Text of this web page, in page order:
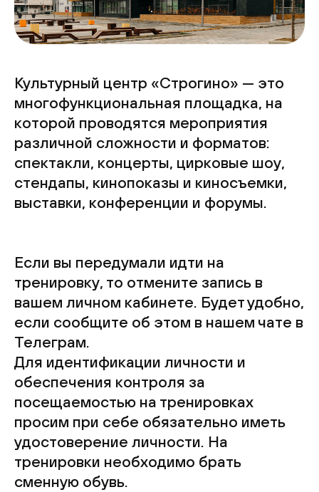
Культурный центр «Строгино» — это
многофункциональная площадка, на
которой проводятся мероприятия
различной сложности и форматов:
спектакли, концерты, цирковые шоу,
стендапы, кинопоказы и киносъемки,
выставки, конференции и форумы.
Если вы передумали идти на
тренировку, то отмените запись в
вашем личном кабинете. Будет удобно,
если сообщите об этом в нашем чате в
Телеграм.
Для идентификации личности и
обеспечения контроля за
посещаемостью на тренировках
просим при себе обязательно иметь
удостоверение личности. На
тренировки необходимо брать
сменную обувь.